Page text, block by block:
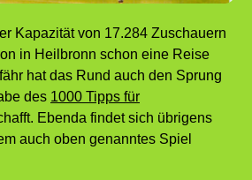
Kapazität von 17.284 Zuschauern
in Heilbronn schon eine Reise
hat das Rund auch den Sprung
des 1000 Tipps für
Ebenda findet sich übrigens
auch oben genanntes Spiel